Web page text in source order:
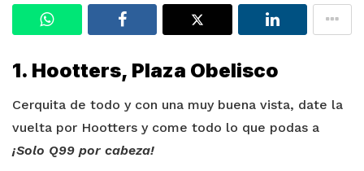
1. Hootters, Plaza Obelisco
Cerquita de todo y con una muy buena vista, date la
vuelta por Hootters y come todo lo que podas a
¡Solo Q99 por cabeza!